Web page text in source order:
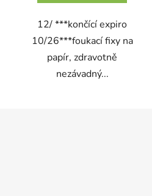
12/ ***končící expiro
10/26***foukací fixy na
papír, zdravotně
nezávadný...